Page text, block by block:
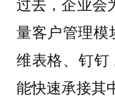
量客户管理模
维表格、钉
能快速承接其